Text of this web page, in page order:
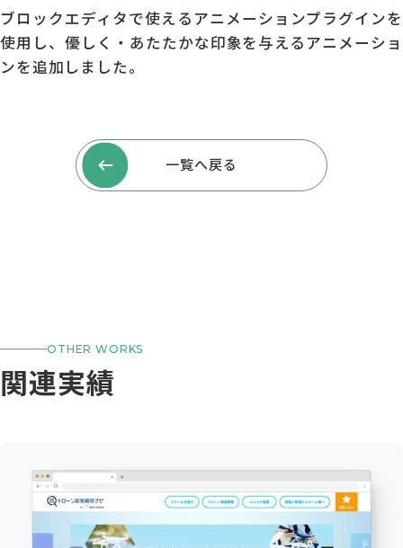
ブロックエディタで使えるアニメーションプラグインを
使用し、優しく・あたたかな印象を与えるアニメーショ
ンを追加しました。
一覧へ戻る
OTHER WORKS
関連実績